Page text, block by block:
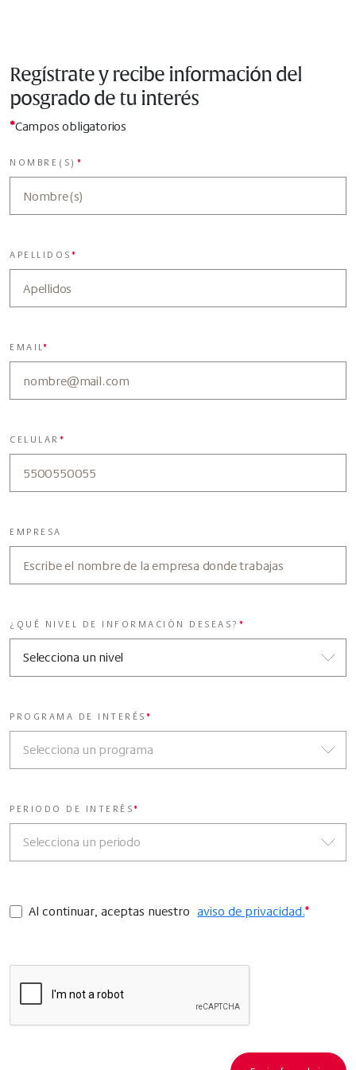
Regístrate y recibe información del
posgrado de tu interés
*Campos obligatorios
NOMBRE(S) *
APELLIDOS*
EMAIL*
CELULAR*
EMPRESA
¿QUÉ NIVEL DE INFORMACIÓN DESEAS? *
PROGRAMA DE INTERÉS*
PERIODO DE INTERÉS*
Al continuar, aceptas nuestro aviso de privacidad.*